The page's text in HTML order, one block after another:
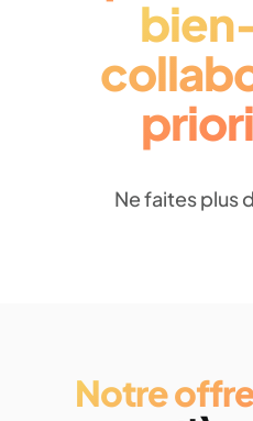
Ne faites plus
Notre